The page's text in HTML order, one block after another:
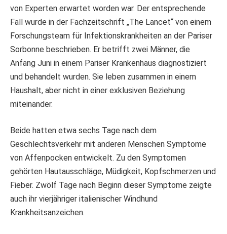
von Experten erwartet worden war. Der entsprechende
Fall wurde in der Fachzeitschrift „The Lancet“ von einem
Forschungsteam für Infektionskrankheiten an der Pariser
Sorbonne beschrieben. Er betrifft zwei Männer, die
Anfang Juni in einem Pariser Krankenhaus diagnostiziert
und behandelt wurden. Sie leben zusammen in einem
Haushalt, aber nicht in einer exklusiven Beziehung
miteinander.
Beide hatten etwa sechs Tage nach dem
Geschlechtsverkehr mit anderen Menschen Symptome
von Affenpocken entwickelt. Zu den Symptomen
gehörten Hautausschläge, Müdigkeit, Kopfschmerzen und
Fieber. Zwölf Tage nach Beginn dieser Symptome zeigte
auch ihr vierjähriger italienischer Windhund
Krankheitsanzeichen.